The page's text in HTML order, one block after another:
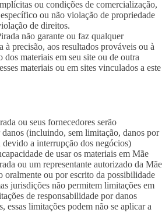
ou condições de comercialização,
ou não violação de propriedade
de direitos.
não garante ou faz qualquer
à precisão, aos resultados prováveis ​​ou à
materiais em seu site ou de outra
materiais ou em sites vinculados a este
ou seus fornecedores serão
(incluindo, sem limitação, danos por
a interrupção dos negócios)
de usar os materiais em Mãe
ou um representante autorizado da Mãe
oralmente ou por escrito da possibilidade
jurisdições não permitem limitações em
de responsabilidade por danos
essas limitações podem não se aplicar a